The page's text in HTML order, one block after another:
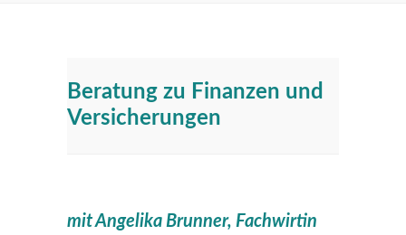
Beratung zu Finanzen und
Versicherungen
mit Angelika Brunner, Fachwirtin